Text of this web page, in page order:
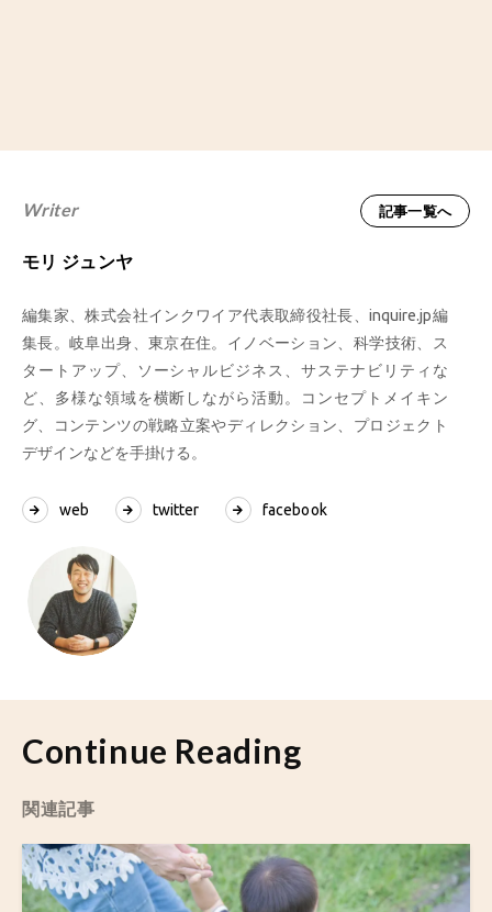
Writer
モリ ジュンヤ
記事一覧へ
編集家、株式会社インクワイア代表取締役社長、inquire.jp編
集長。岐阜出身、東京在住。イノベーション、科学技術、ス
タートアップ、ソーシャルビジネス、サステナビリティな
ど、多様な領域を横断しながら活動。コンセプトメイキン
グ、コンテンツの戦略立案やディレクション、プロジェクト
デザインなどを手掛ける。
web twitter facebook
Continue Reading
関連記事